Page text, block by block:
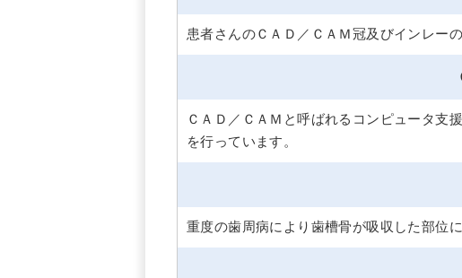
患者さんのＣＡＤ／ＣＡＭ冠及びインレー
ＣＡＤ／ＣＡＭと呼ばれるコンピュータ支
を行っています。
重度の歯周病により歯槽骨が吸収した部位